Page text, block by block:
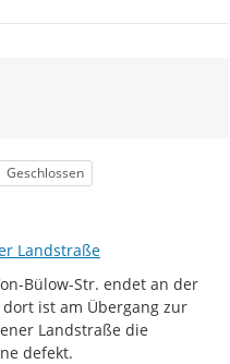
Status
Geschlossen
Landstraße
Bülow-Str. endet an der
dort ist am Übergang zur
Landstraße die
defekt.